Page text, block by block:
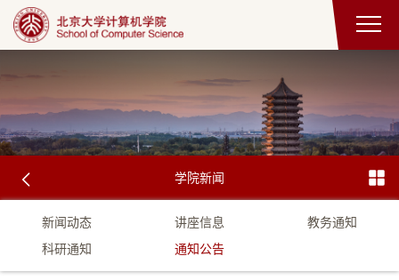
学院新闻
新闻动态 讲座信息
教务通知
科研通知
通知公告